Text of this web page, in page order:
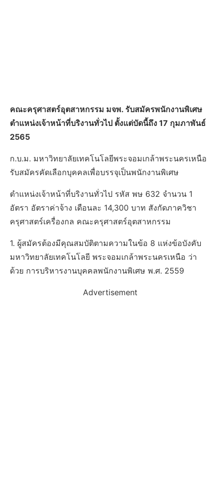
คณะครุศาสตร์อุตสาหกรรม มจพ. รับสมัครพนักงานพิเศษ
ตำแหน่งเจ้าหน้าที่บริงานทั่วไป ตั้งแต่บัดนี้ถึง 17 กุมภาพันธ์
2565
ก.บ.ม. มหาวิทยาลัยเทคโนโลยีพระจอมเกล้าพระนครเหนือ
รับสมัครคัดเลือกบุคคลเพื่อบรรจุเป็นพนักงานพิเศษ
ตำแหน่งเจ้าหน้าที่บริงานทั่วไป รหัส พษ 632 จำนวน 1
อัตรา อัตราค่าจ้าง เดือนละ 14,300 บาท สังกัดภาควิชา
ครุศาสตร์เครื่องกล คณะครุศาสตร์อุตสาหกรรม
1. ผู้สมัครต้องมีคุณสมบัติตามความในข้อ 8 แห่งข้อบังคับ
มหาวิทยาลัยเทคโนโลยี พระจอมเกล้าพระนครเหนือ ว่า
ด้วย การบริหารงานบุคคลพนักงานพิเศษ พ.ศ. 2559
Advertisement